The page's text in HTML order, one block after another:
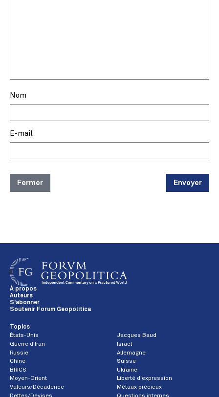
Nom
E-mail
Fermer Envoyer
À propos
Auteurs
S'abonner
Soutenir Forum Geopolitica
Topics
États-Unis
Jacques Baud
Guerre d'Iran
Israël
Russie
Allemagne
Chine
Suisse
BRICS
Ukraine
Moyen-Orient
Liberté d'expression
Valeurs/Décadence
Métaux précieux
Dettes/Devises
Questions internes